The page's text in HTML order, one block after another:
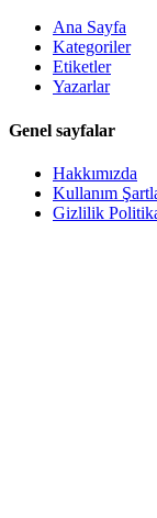
Ana Sayfa
Kategoriler
Etiketler
Yazarlar
Genel sayfalar
Hakkımızda
Kullanım
Gizlilik